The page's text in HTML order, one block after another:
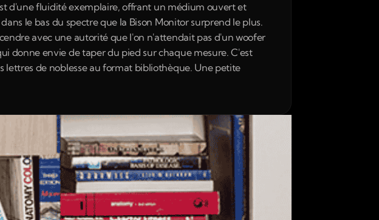
d'une fluidité exemplaire, offrant un médium ouvert et
le bas du spectre que la Bison Monitor surprend le plus.
avec une autorité que l'on n'attendait pas d'un woofer
donne envie de taper du pied sur chaque mesure. C'est
lettres de noblesse au format bibliothèque. Une petite